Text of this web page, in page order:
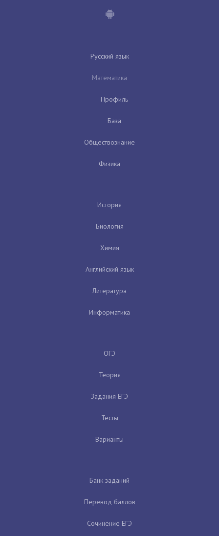
Русский язык
Математика
Профиль
База
Обществознание
Физика
История
Биология
Химия
Английский язык
Литература
Информатика
ОГЭ
Теория
Задания ЕГЭ
Тесты
Варианты
Банк заданий
Перевод баллов
Сочинение ЕГЭ